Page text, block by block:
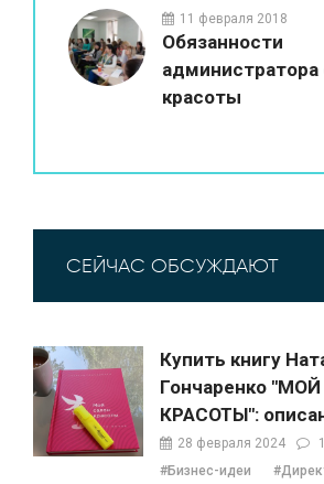
11 февраля 2018
Обязанности
администратора
красоты
СЕЙЧАС ОБСУЖДАЮТ
Купить книгу
Гончаренко
КРАСОТЫ":
содержание,
бонусы и 1 глава
28 февраля 2024
#Бизнес-идеи